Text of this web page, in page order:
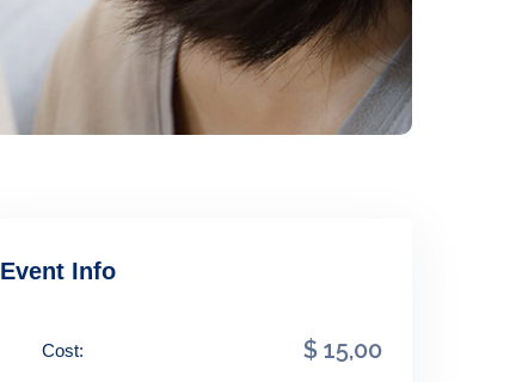
Event Info
Cost: $ 15,00